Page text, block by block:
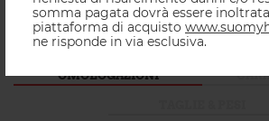
somma pagata dovrà essere
piattaforma di acquisto
ne risponde in via esclusiva.
cromo, danno un tocco di classe e
mantenendo la classe innata di Apex.
OMOLOGAZIONI